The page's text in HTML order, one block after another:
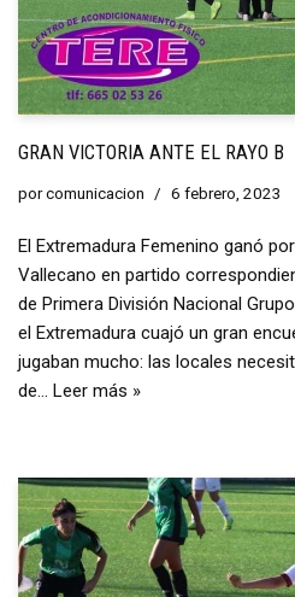
GRAN VICTORIA ANTE EL RAYO B
porcomunicacion 6 febrero, 2023
El Extremadura Femenino ganó
Vallecano en partido
de Primera División Nacional
el Extremadura cuajó un gran
jugaban mucho: las locales
de… Leer más »